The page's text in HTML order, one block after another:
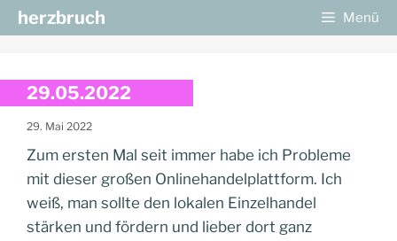
Zum
Inhalt
herzbruch Menü
29.05.2022
29. Mai 2022
Zum ersten Mal seit immer habe ich Probleme
mit dieser großen Onlinehandelplattform. Ich
weiß, man sollte den lokalen Einzelhandel
stärken und fördern und lieber dort ganz